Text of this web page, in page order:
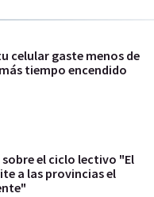
celular gaste menos de
tiempo encendido
el ciclo lectivo "El
a las provincias el